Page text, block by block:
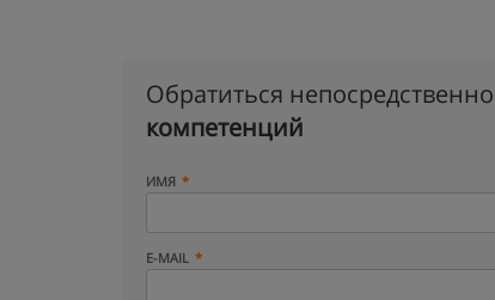
Обратиться
компетенций
ИМЯ
E-MAIL